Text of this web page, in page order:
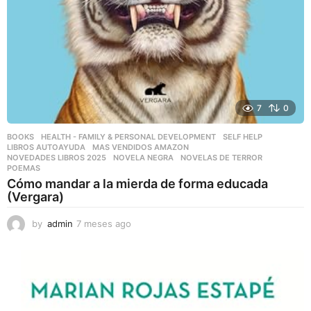
7 0
BOOKS ,HEALTH - FAMILY & PERSONAL DEVELOPMENT ,SELF HELP
LIBROS AUTOAYUDA
,MAS VENDIDOS AMAZON
NOVEDADES LIBROS 2025
,NOVELA NEGRA ,NOVELAS DE TERROR
POEMAS
Cómo mandar a la mierda de forma educada
(Vergara)
by admin 7 meses ago
s
a